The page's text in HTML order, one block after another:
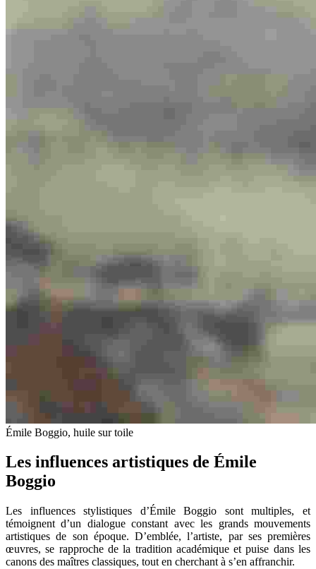
Émile Boggio, huile sur toile
Les influences artistiques de Émile
Boggio
Les influences stylistiques d’Émile Boggio sont multiples, et
témoignent d’un dialogue constant avec les grands mouvements
artistiques de son époque. D’emblée, l’artiste, par ses premières
œuvres, se rapproche de la tradition académique et puise dans les
canons des maîtres classiques, tout en cherchant à s’en affranchir.